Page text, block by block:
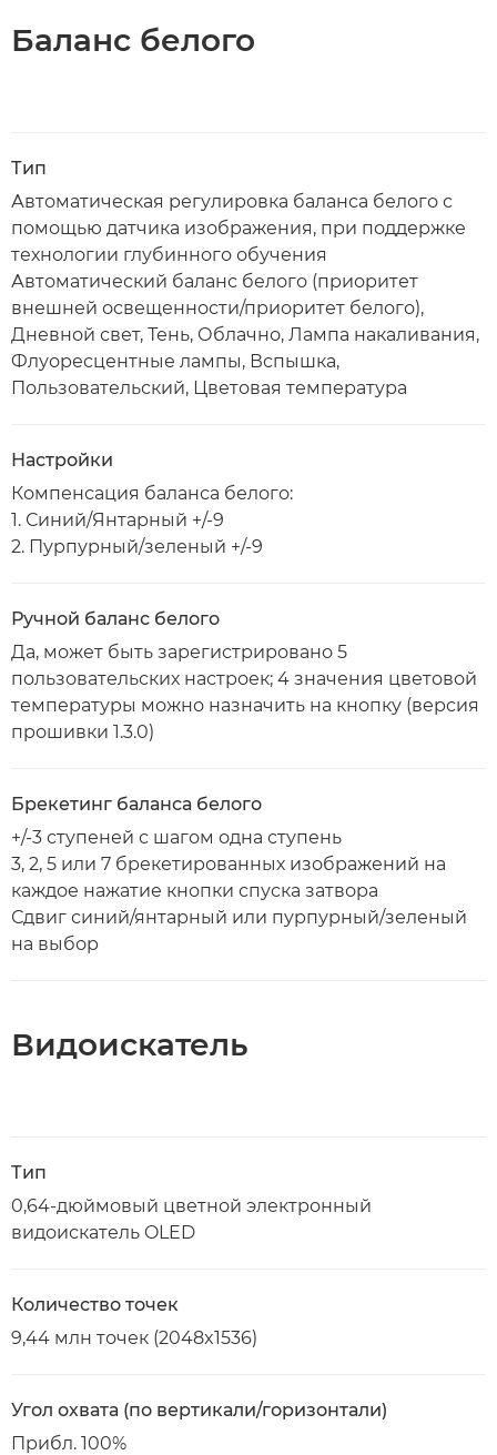
Баланс белого
Тип
Автоматическая регулировка баланса белого с
помощью датчика изображения, при поддержке
технологии глубинного обучения
Автоматический баланс белого (приоритет
внешней освещенности/приоритет белого),
Дневной свет, Тень, Облачно, Лампа накаливания,
Флуоресцентные лампы, Вспышка,
Пользовательский, Цветовая температура
Настройки
Компенсация баланса белого:
1. Синий/Янтарный +/-9
2. Пурпурный/зеленый +/-9
Ручной баланс белого
Да, может быть зарегистрировано 5
пользовательских настроек; 4 значения цветовой
температуры можно назначить на кнопку (версия
прошивки 1.3.0)
Брекетинг баланса белого
+/-3 ступеней с шагом одна ступень
3, 2, 5 или 7 брекетированных изображений на
каждое нажатие кнопки спуска затвора
Сдвиг синий/янтарный или пурпурный/зеленый
на выбор
Видоискатель
Тип
0,64-дюймовый цветной электронный
видоискатель OLED
Количество точек
9,44 млн точек (2048x1536)
Угол охвата (по вертикали/горизонтали)
Прибл. 100%